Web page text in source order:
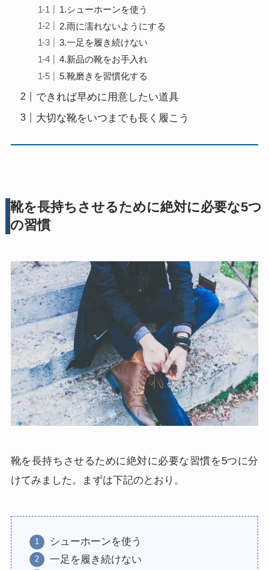
1.シューホーンを使う
2.雨に濡れないようにする
3.一足を履き続けない
4.新品の靴をお手入れ
5.靴磨きを習慣化する
できれば早めに用意したい道具
大切な靴をいつまでも長く履こう
靴を長持ちさせるために絶対に必要な5つ
の習慣
靴を長持ちさせるために絶対に必要な習慣を5つに分
けてみました。まずは下記のとおり。
シューホーンを使う
一足を履き続けない